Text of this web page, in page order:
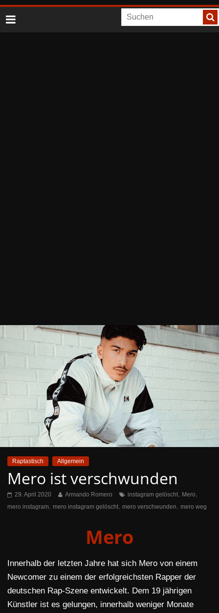
Raptastisch Allgemein
Mero ist verschwunden
29. April 2020 Armando Romero instagram gelöscht, Mero,
mero instagram, mero instagram gelöscht, mero verschwunden, mero weg
Mero
Innerhalb der letzten Jahre hat sich Mero von einem
Newcomer zu einem der erfolgreichsten Rapper der
deutschen Rap-Szene entwickelt. Dem 19 jährigen
Künstler ist es gelungen, innerhalb weniger Monate